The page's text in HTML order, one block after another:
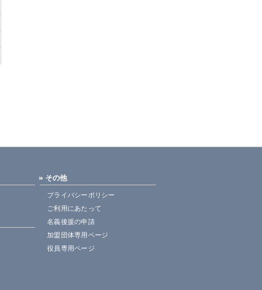
» その他
プライバシーポリシー
ご利用にあたって
名義後援の申請
加盟団体専用ページ
役員専用ページ